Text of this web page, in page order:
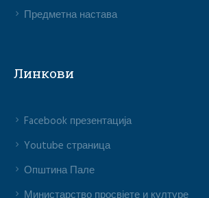
Предметна настава
Линкови
Facebook презентација
Youtube страница
Општина Пале